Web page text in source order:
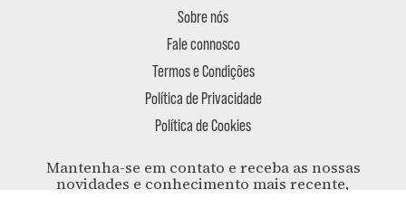
Sobre nós
Fale connosco
Termos e Condições
Política de Privacidade
Política de Cookies
Mantenha-se em contato e receba as nossas
novidades e conhecimento mais recente,